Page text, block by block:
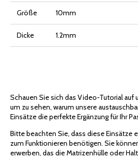
Größe
10mm
Dicke 1.2mm
Schauen Sie sich das Video-Tutorial auf
um zu sehen, warum unsere
Einsätze die perfekte Ergänzung für Ihr
Bitte beachten Sie, dass diese Einsätze
zum Funktionieren benötigen. Sie
erwerben, das die Matrizenhülle oder